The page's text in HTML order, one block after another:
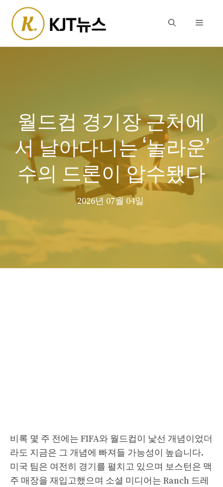
content
Menu
월드컵 경기장 근처에
서 날아다니는 ‘놀라운’
수의 드론이 압수됐다
2026년 07월 04일
비록 몇 주 전에는 FIFA와 월드컵이 낯선 개념이었더
라도 지금은 그 개념에 빠져들 가능성이 높습니다.
미국 팀은 여전히 ​​경기를 펼치고 있으며 보스턴은 맥
주 매장을 재입고했으며 소셜 미디어는 Ranch 드레